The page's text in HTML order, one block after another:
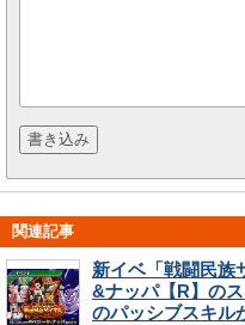
関連記事
新イベ「戦闘民族
&ナッパ【R】の
のパッシブスキル